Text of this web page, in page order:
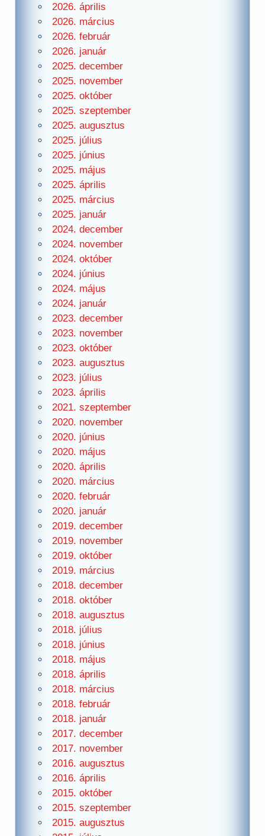
2026. április
2026. március
2026. február
2026. január
2025. december
2025. november
2025. október
2025. szeptember
2025. augusztus
2025. július
2025. június
2025. május
2025. április
2025. március
2025. január
2024. december
2024. november
2024. október
2024. június
2024. május
2024. január
2023. december
2023. november
2023. október
2023. augusztus
2023. július
2023. április
2021. szeptember
2020. november
2020. június
2020. május
2020. április
2020. március
2020. február
2020. január
2019. december
2019. november
2019. október
2019. március
2018. december
2018. október
2018. augusztus
2018. július
2018. június
2018. május
2018. április
2018. március
2018. február
2018. január
2017. december
2017. november
2016. augusztus
2016. április
2015. október
2015. szeptember
2015. augusztus